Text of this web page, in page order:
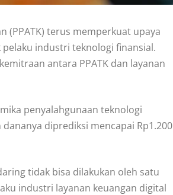
(PPATK) terus memperkuat upaya
industri teknologi finansial.
antara PPATK dan layanan
penyalahgunaan teknologi
diprediksi mencapai Rp1.200
tidak bisa dilakukan oleh satu
industri layanan keuangan digital